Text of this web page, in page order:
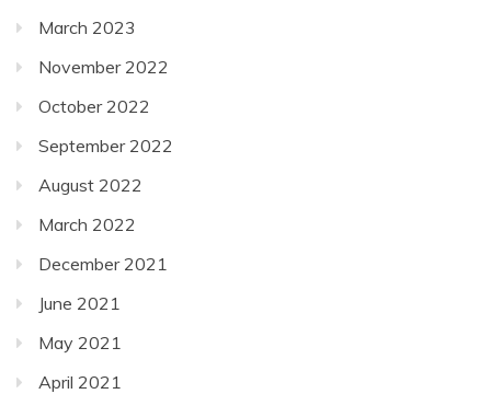
March 2023
November 2022
October 2022
September 2022
August 2022
March 2022
December 2021
June 2021
May 2021
April 2021